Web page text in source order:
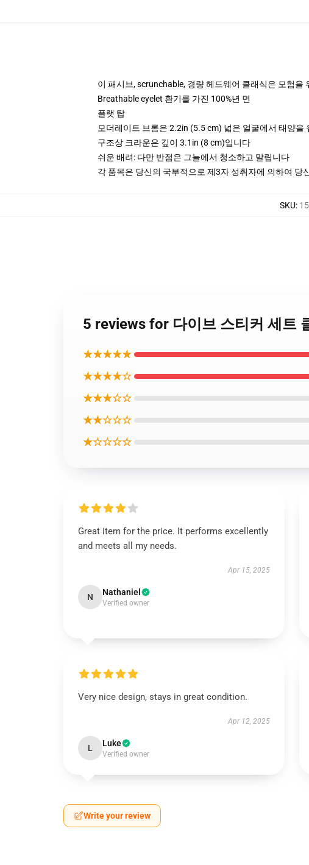
이 패시브, scrunchable, 경량 헤드웨어 클래식은 모험을
Breathable eyelet 환기를 가진 100%년 면
플랫 탑
모더레이트 브롬은 2.2in (5.5 cm) 넓은 얼굴에서 태양을
구조상 크라운은 깊이 3.1in (8 cm)입니다
쉬운 배려: 다만 반점은 그늘에서 청소하고 말립니다
각 품목은 당신의 국부적으로 제3자 성취자에 의하여
SKU:
5 reviews for 다이브 스티커 세트
★★★★★
★★★★☆
★★★☆☆
★★☆☆☆
★☆☆☆☆
Great item for the price. It performs excellently
and meets all my needs.
Apr 15, 2025
N Nathaniel
Verified owner
Very nice design, stays in great condition.
Apr 12, 2025
L Luke
Verified owner
Write your review